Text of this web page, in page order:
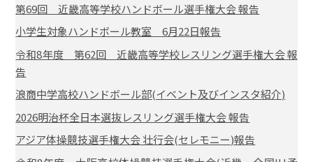
第69回 近畿高等学校ハンドボール選手権大会 報告
小学生対象ハンドボール教室 6月22日報告
令和8年度 第62回 近畿高等学校レスリング選手権大会 報
告
浪商中学高校ハンドボール部(イベント及びインスタ紹介)
2026明治杯全日本選抜レスリング選手権大会 報告
アジア体操競技選手権大会 壮行会(セレモニー)報告